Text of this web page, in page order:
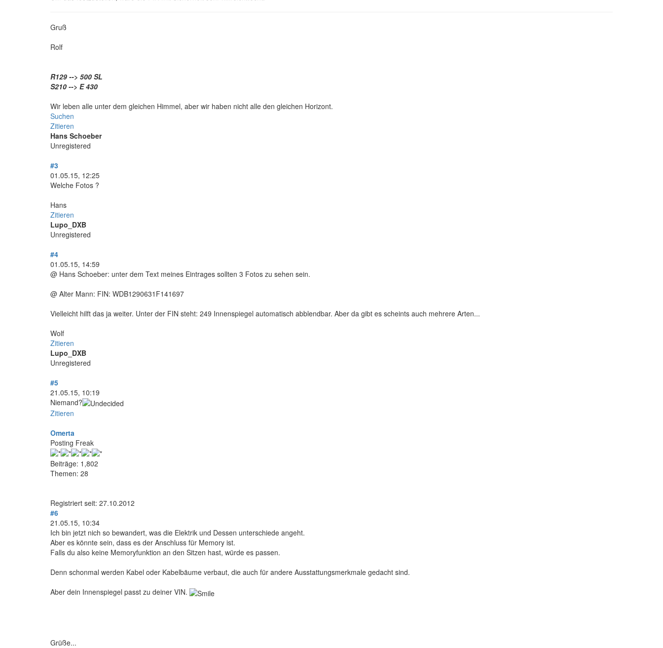
Gruß
Rolf
R129 --> 500 SL
S210 --> E 430
Wir leben alle unter dem gleichen Himmel, aber wir haben nicht alle den gleichen Horizont.
Suchen
Zitieren
Hans Schoeber
Unregistered
#3
01.05.15, 12:25
Welche Fotos ?
Hans
Zitieren
Lupo_DXB
Unregistered
#4
01.05.15, 14:59
@ Hans Schoeber: unter dem Text meines Eintrages sollten 3 Fotos zu sehen sein.
@ Alter Mann: FIN: WDB1290631F141697
Vielleicht hilft das ja weiter. Unter der FIN steht: 249 Innenspiegel automatisch abblendbar. Aber da gibt es scheints auch mehrere Arten...
Wolf
Zitieren
Lupo_DXB
Unregistered
#5
21.05.15, 10:19
Niemand?
Zitieren
Omerta
Posting Freak
Beiträge: 1,802
Themen: 28
Registriert seit: 27.10.2012
#6
21.05.15, 10:34
Ich bin jetzt nich so bewandert, was die Elektrik und Dessen unterschiede angeht.
Aber es könnte sein, dass es der Anschluss für Memory ist.
Falls du also keine Memoryfunktion an den Sitzen hast, würde es passen.
Denn schonmal werden Kabel oder Kabelbäume verbaut, die auch für andere Ausstattungsmerkmale gedacht sind.
Aber dein Innenspiegel passt zu deiner VIN.
Grüße...